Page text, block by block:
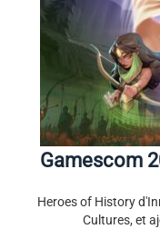
Gamescom
Heroes of History
Cultures, et